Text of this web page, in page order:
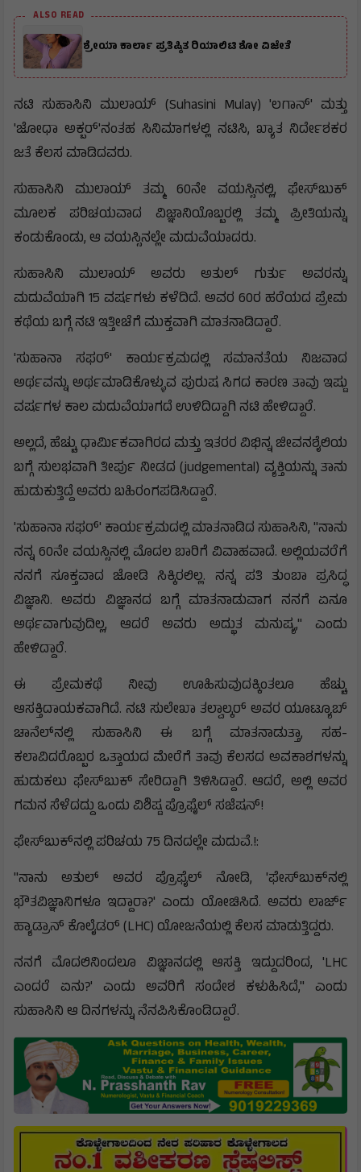
ALSO READ
ಶ್ರೇಯಾ ಕಾರ್ಲಾ ಪ್ರತಿಷ್ಠಿತ ರಿಯಾಲಿಟಿ ಶೋ ವಿಜೇತೆ
ನಟಿ ಸುಹಾಸಿನಿ ಮುಲಾಯ್ (Suhasini Mulay) 'ಲಗಾನ್' ಮತ್ತು
'ಜೋಧಾ ಅಕ್ಬರ್'ನಂತಹ ಸಿನಿಮಾಗಳಲ್ಲಿ ನಟಿಸಿ, ಖ್ಯಾತ ನಿರ್ದೇಶಕರ
ಜತೆ ಕೆಲಸ ಮಾಡಿದವರು.
ಸುಹಾಸಿನಿ ಮುಲಾಯ್ ತಮ್ಮ 60ನೇ ವಯಸ್ಸಿನಲ್ಲಿ, ಫೇಸ್‌ಬುಕ್
ಮೂಲಕ ಪರಿಚಯವಾದ ವಿಜ್ಞಾನಿಯೊಬ್ಬರಲ್ಲಿ ತಮ್ಮ ಪ್ರೀತಿಯನ್ನು
ಕಂಡುಕೊಂಡು, ಆ ವಯಸ್ಸಿನಲ್ಲೇ ಮದುವೆಯಾದರು.
ಸುಹಾಸಿನಿ ಮುಲಾಯ್ ಅವರು ಅತುಲ್ ಗುರ್ತು ಅವರನ್ನು
ಮದುವೆಯಾಗಿ 15 ವರ್ಷಗಳು ಕಳೆದಿದೆ. ಅವರ 60ರ ಹರೆಯದ ಪ್ರೇಮ
ಕಥೆಯ ಬಗ್ಗೆ ನಟಿ ಇತ್ತೀಚೆಗೆ ಮುಕ್ತವಾಗಿ ಮಾತನಾಡಿದ್ದಾರೆ.
'ಸುಹಾನಾ ಸಫರ್' ಕಾರ್ಯಕ್ರಮದಲ್ಲಿ ಸಮಾನತೆಯ ನಿಜವಾದ
ಅರ್ಥವನ್ನು ಅರ್ಥಮಾಡಿಕೊಳ್ಳುವ ಪುರುಷ ಸಿಗದ ಕಾರಣ ತಾವು ಇಷ್ಟು
ವರ್ಷಗಳ ಕಾಲ ಮದುವೆಯಾಗದೆ ಉಳಿದಿದ್ದಾಗಿ ನಟಿ ಹೇಳಿದ್ದಾರೆ.
ಅಲ್ಲದೆ, ಹೆಚ್ಚು ಧಾರ್ಮಿಕವಾಗಿರದ ಮತ್ತು ಇತರರ ವಿಭಿನ್ನ ಜೀವನಶೈಲಿಯ
ಬಗ್ಗೆ ಸುಲಭವಾಗಿ ತೀರ್ಪು ನೀಡದ (judgemental) ವ್ಯಕ್ತಿಯನ್ನು ತಾನು
ಹುಡುಕುತ್ತಿದ್ದೆ ಅವರು ಬಹಿರಂಗಪಡಿಸಿದ್ದಾರೆ.
'ಸುಹಾನಾ ಸಫರ್' ಕಾರ್ಯಕ್ರಮದಲ್ಲಿ ಮಾತನಾಡಿದ ಸುಹಾಸಿನಿ, "ನಾನು
ನನ್ನ 60ನೇ ವಯಸ್ಸಿನಲ್ಲಿ ಮೊದಲ ಬಾರಿಗೆ ವಿವಾಹವಾದೆ. ಅಲ್ಲಿಯವರೆಗೆ
ನನಗೆ ಸೂಕ್ತವಾದ ಜೋಡಿ ಸಿಕ್ಕಿರಲಿಲ್ಲ. ನನ್ನ ಪತಿ ತುಂಬಾ ಪ್ರಸಿದ್ಧ
ವಿಜ್ಞಾನಿ. ಅವರು ವಿಜ್ಞಾನದ ಬಗ್ಗೆ ಮಾತನಾಡುವಾಗ ನನಗೆ ಏನೂ
ಅರ್ಥವಾಗುವುದಿಲ್ಲ, ಆದರೆ ಅವರು ಅದ್ಭುತ ಮನುಷ್ಯ," ಎಂದು
ಹೇಳಿದ್ದಾರೆ.
ಈ ಪ್ರೇಮಕಥೆ ನೀವು ಊಹಿಸುವುದಕ್ಕಿಂತಲೂ ಹೆಚ್ಚು
ಆಸಕ್ತಿದಾಯಕವಾಗಿದೆ. ನಟಿ ಸುಲೇಖಾ ತಲ್ವಾಲ್ಕರ್ ಅವರ ಯೂಟ್ಯೂಬ್
ಚಾನೆಲ್‌ನಲ್ಲಿ ಸುಹಾಸಿನಿ ಈ ಬಗ್ಗೆ ಮಾತನಾಡುತ್ತಾ, ಸಹ-
ಕಲಾವಿದರೊಬ್ಬರ ಒತ್ತಾಯದ ಮೇರೆಗೆ ತಾವು ಕೆಲಸದ ಅವಕಾಶಗಳನ್ನು
ಹುಡುಕಲು ಫೇಸ್‌ಬುಕ್ ಸೇರಿದ್ದಾಗಿ ತಿಳಿಸಿದ್ದಾರೆ. ಆದರೆ, ಅಲ್ಲಿ ಅವರ
ಗಮನ ಸೆಳೆದದ್ದು ಒಂದು ವಿಶಿಷ್ಟ ಪ್ರೊಫೈಲ್ ಸಜೆಷನ್!
ಫೇಸ್‌ಬುಕ್‌ನಲ್ಲಿ ಪರಿಚಯ 75 ದಿನದಲ್ಲೇ ಮದುವೆ.!:
"ನಾನು ಅತುಲ್ ಅವರ ಪ್ರೊಫೈಲ್ ನೋಡಿ, 'ಫೇಸ್‌ಬುಕ್‌ನಲ್ಲಿ
ಭೌತವಿಜ್ಞಾನಿಗಳೂ ಇದ್ದಾರಾ?' ಎಂದು ಯೋಚಿಸಿದೆ. ಅವರು ಲಾರ್ಜ್
ಹ್ಯಾಡ್ರಾನ್ ಕೊಲೈಡರ್ (LHC) ಯೋಜನೆಯಲ್ಲಿ ಕೆಲಸ ಮಾಡುತ್ತಿದ್ದರು.
ನನಗೆ ಮೊದಲಿನಿಂದಲೂ ವಿಜ್ಞಾನದಲ್ಲಿ ಆಸಕ್ತಿ ಇದ್ದುದರಿಂದ, 'LHC
ಎಂದರೆ ಏನು?' ಎಂದು ಅವರಿಗೆ ಸಂದೇಶ ಕಳುಹಿಸಿದೆ," ಎಂದು
ಸುಹಾಸಿನಿ ಆ ದಿನಗಳನ್ನು ನೆನಪಿಸಿಕೊಂಡಿದ್ದಾರೆ.